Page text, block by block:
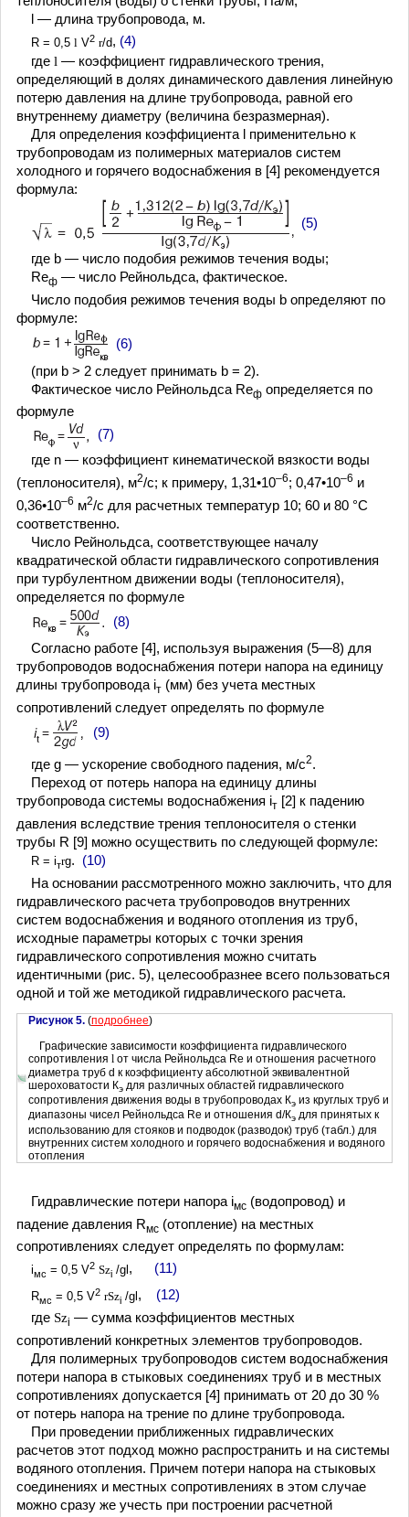
l — длина трубопровода, м.
R = 0,5 l V2 r/d, (4)
где l — коэффициент гидравлического трения,
определяющий в долях динамического давления линейную
потерю давления на длине трубопровода, равной его
внутреннему диаметру (величина безразмерная).
Для определения коэффициента l применительно к
трубопроводам из полимерных материалов систем
холодного и горячего водоснабжения в [4] рекомендуется
формула:
(5)
где b — число подобия режимов течения воды;
Reф — число Рейнольдса, фактическое.
Число подобия режимов течения воды b определяют по
формуле:
(6)
(при b > 2 следует принимать b = 2).
Фактическое число Рейнольдса Rеф определяется по
формуле
(7)
где n — коэффициент кинематической вязкости воды
(теплоносителя), м2/с; к примеру, 1,31•10–6; 0,47•10–6 и
0,36•10–6 м2/с для расчетных температур 10; 60 и 80 °С
соответственно.
Число Рейнольдса, соответствующее началу
квадратической области гидравлического сопротивления
при турбулентном движении воды (теплоносителя),
определяется по формуле
(8)
Согласно работе [4], используя выражения (5—8) для
трубопроводов водоснабжения потери напора на единицу
длины трубопровода iт (мм) без учета местных
сопротивлений следует определять по формуле
(9)
где g — ускорение свободного падения, м/с2.
Переход от потерь напора на единицу длины
трубопровода системы водоснабжения iт [2] к падению
давления вследствие трения теплоносителя о стенки
трубы R [9] можно осуществить по следующей формуле:
R = iтrg. (10)
На основании рассмотренного можно заключить, что для
гидравлического расчета трубопроводов внутренних
систем водоснабжения и водяного отопления из труб,
исходные параметры которых с точки зрения
гидравлического сопротивления можно считать
идентичными (рис. 5), целесообразнее всего пользоваться
одной и той же методикой гидравлического расчета.
Рисунок 5. (подробнее)
Графические зависимости коэффициента гидравлического
сопротивления l от числа Рейнольдса Re и отношения расчетного
диаметра труб d к коэффициенту абсолютной эквивалентной
шероховатости Кэ для различных областей гидравлического
сопротивления движения воды в трубопроводах Кэ из круглых труб и
диапазоны чисел Рейнольдса Re и отношения d/Кэ для принятых к
использованию для стояков и подводок (разводок) труб (табл.) для
внутренних систем холодного и горячего водоснабжения и водяного
отопления
Гидравлические потери напора iмс (водопровод) и
падение давления Rмс (отопление) на местных
сопротивлениях следует определять по формулам:
iмс = 0,5 V2 Szi /gl , (11)
Rмс = 0,5 V2 rSzi /gl, (12)
где Szi — сумма коэффициентов местных
сопротивлений конкретных элементов трубопроводов.
Для полимерных трубопроводов систем водоснабжения
потери напора в стыковых соединениях труб и в местных
сопротивлениях допускается [4] принимать от 20 до 30 %
от потерь напора на трение по длине трубопровода.
При проведении приближенных гидравлических
расчетов этот подход можно распространить и на системы
водяного отопления. Причем потери напора на стыковых
соединениях и местных сопротивлениях в этом случае
можно сразу же учесть при построении расчетной